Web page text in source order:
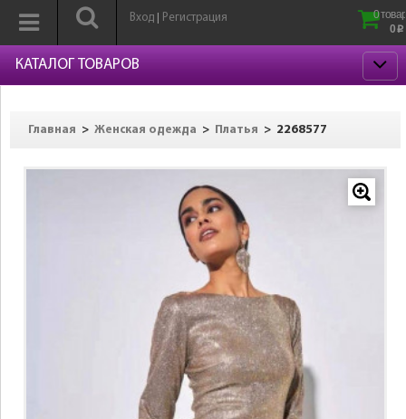
Вход Регистрация
0
0 p
КАТАЛОГ ТОВАРОВ
Главная > Женская одежда > Платья > 2268577